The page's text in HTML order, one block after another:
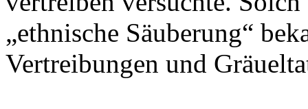
„ethnische Säuberung“
Vertreibungen und